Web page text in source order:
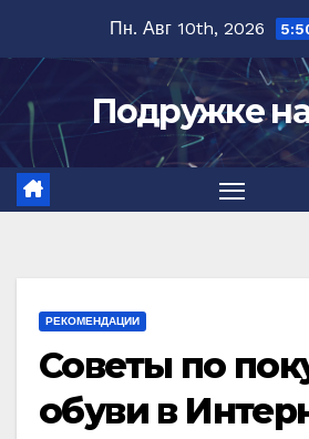
содержимому
Пн. Авг 10th, 2026
Подружке
РЕКОМЕНДАЦИИ
Советы по
обуви в